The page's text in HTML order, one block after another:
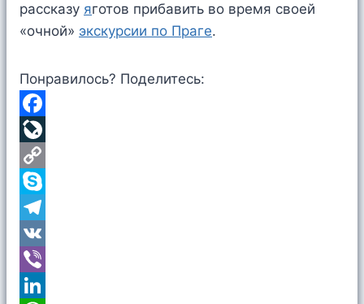
рассказу яготов прибавить во время своей
«очной» экскурсии по Праге.
Понравилось? Поделитесь:
F
a
c
e
b
o
o
L
v
e
J
o
C
o
p
y
L
S
k
y
p
T
e
V
K
V